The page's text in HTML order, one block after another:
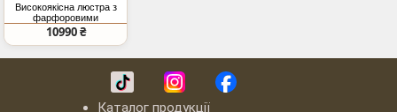
Високоякісна люстра з
фарфоровими
елементами на 6 ламп,
хром
10990 ₴
Каталог продукції